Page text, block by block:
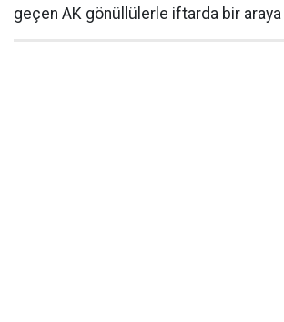
geçen AK gönüllülerle iftarda bir